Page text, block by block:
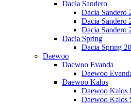
Dacia Sandero
Dacia Sandero
Dacia Sandero
Dacia Sandero
Dacia Spring
Dacia Spring
Daewoo
Daewoo Evanda
Daewoo
Daewoo Kalos
Daewoo Kalos
Daewoo Kalos